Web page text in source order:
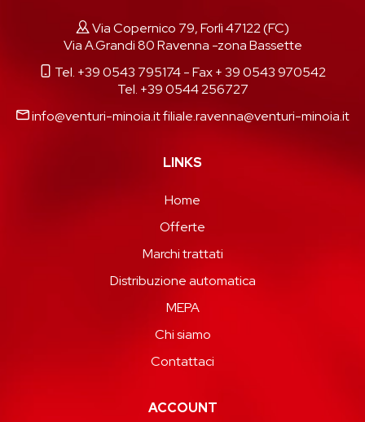
Via Copernico 79, Forlì 47122 (FC)
Via A.Grandi 80 Ravenna -zona Bassette
Tel. +39 0543 795174- Fax + 39 0543 970542
Tel. +39 0544 256727
info@venturi-minoia.itfiliale.ravenna@venturi-minoia.it
LINKS
Home
Offerte
Marchi trattati
Distribuzione automatica
MEPA
Chi siamo
Contattaci
ACCOUNT